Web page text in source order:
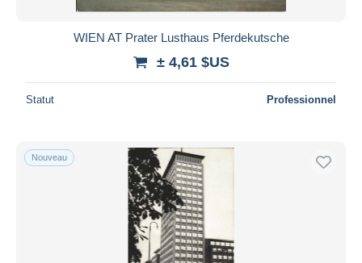
WIEN AT Prater Lusthaus Pferdekutsche
± 4,61 $US
Statut Professionnel
Nouveau